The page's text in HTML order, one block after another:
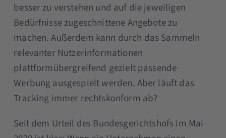
besser zu verstehen und auf die jeweiligen
Bedürfnisse zugeschnittene Angebote zu
machen. Außerdem kann durch das Sammeln
relevanter Nutzerinformationen
plattformübergreifend gezielt passende
Werbung ausgespielt werden. Aber läuft das
Tracking immer rechtskonform ab?
Seit dem Urteil des Bundesgerichtshofs im Mai